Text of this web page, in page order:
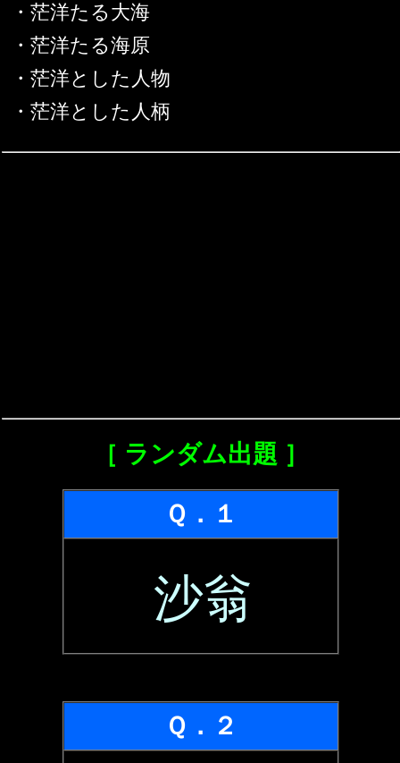
・茫洋たる大海
・茫洋たる海原
・茫洋とした人物
・茫洋とした人柄
［ ランダム出題 ］
Ｑ．１
沙翁
Ｑ．２